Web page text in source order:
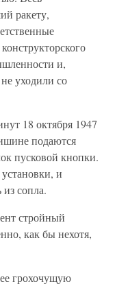
ракету,
и,
уходили со
18 октября 1947
подаются
пусковой кнопки.
и
сопла.
стройный
как бы нехотя,
грохочущую